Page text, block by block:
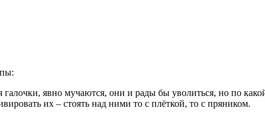
галочки, явно мучаются, они и рады бы уволиться, но по
их – стоять над ними то с плёткой, то с пряником.